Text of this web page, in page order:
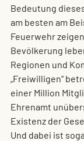
Bedeutung
am besten am
Feuerwehr
Bevölkerung
Regionen und
„Freiwilligen“
einer Million
Ehrenamt
Existenz der
Und dabei ist